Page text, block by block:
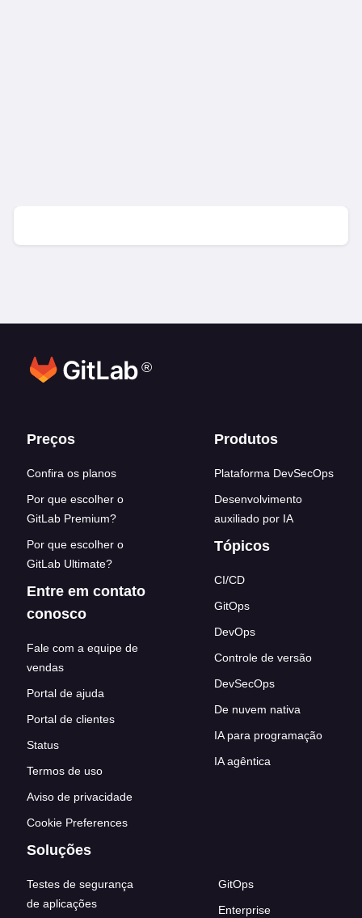
®
Footer links
Preços
Confira os planos
Por que escolher o
GitLab Premium?
Por que escolher o
GitLab Ultimate?
Entre em contato
conosco
Fale com a equipe de
vendas
Portal de ajuda
Portal de clientes
Status
Termos de uso
Aviso de privacidade
Cookie Preferences
Produtos
Plataforma DevSecOps
Desenvolvimento
auxiliado por IA
Tópicos
CI/CD
GitOps
DevOps
Controle de versão
DevSecOps
De nuvem nativa
IA para programação
IA agêntica
Soluções
Testes de segurança
de aplicações
GitOps
Enterprise